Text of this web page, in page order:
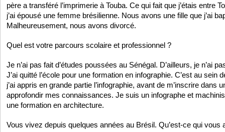
père a transféré l’imprimerie à Touba. Ce qui fait que j’étais entre
j’ai épousé une femme brésilienne. Nous avons une fille que j’ai
Malheureusement, nous avons divorcé.
Quel est votre parcours scolaire et professionnel ?
Je n’ai pas fait d’études poussées au Sénégal. D’ailleurs, je n’ai
J’ai quitté l’école pour une formation en infographie. C’est au sein
j’ai appris en grande partie l’infographie, avant de m’inscrire dans
approfondir mes connaissances. Je suis un infographe et
une formation en architecture.
Vous vivez depuis quelques années au Brésil. Qu’est-ce qui vous